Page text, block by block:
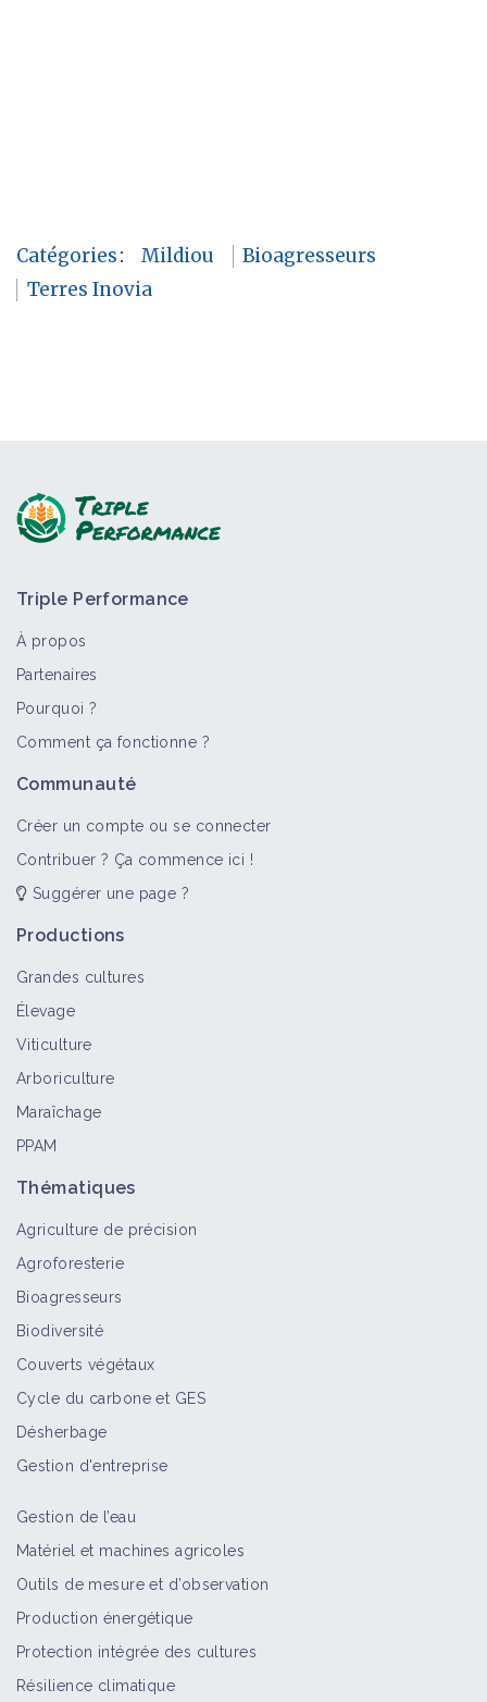
Catégories: Mildiou
Bioagresseurs
Terres Inovia
Triple Performance
À propos
Partenaires
Pourquoi ?
Comment ça fonctionne ?
Communauté
Créer un compte ou se connecter
Contribuer ? Ça commence ici !
Suggérer une page ?
Productions
Grandes cultures
Élevage
Viticulture
Arboriculture
Maraîchage
PPAM
Thématiques
Agriculture de précision
Agroforesterie
Bioagresseurs
Biodiversité
Couverts végétaux
Cycle du carbone et GES
Désherbage
Gestion d'entreprise
Gestion de l’eau
Matériel et machines agricoles
Outils de mesure et d’observation
Production énergétique
Protection intégrée des cultures
Résilience climatique